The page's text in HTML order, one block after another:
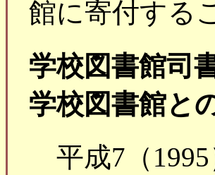
館に寄付する
学校図書館司
学校図書館と
平成7（